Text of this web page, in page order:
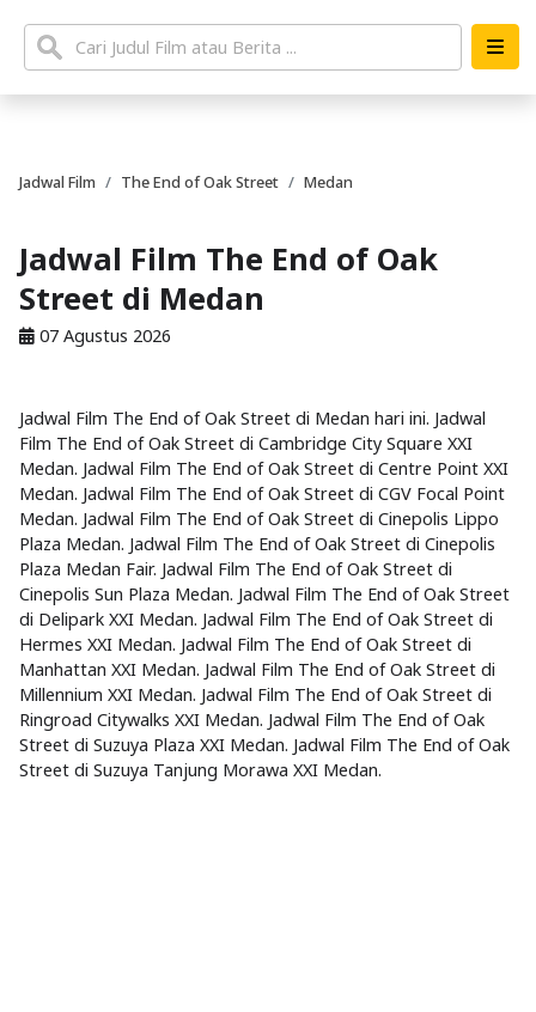
Jadwal Film The End of Oak Street Medan
Jadwal Film The End of Oak
Street di Medan
07 Agustus 2026
Jadwal Film The End of Oak Street di Medan hari ini. Jadwal
Film The End of Oak Street di Cambridge City Square XXI
Medan. Jadwal Film The End of Oak Street di Centre Point XXI
Medan. Jadwal Film The End of Oak Street di CGV Focal Point
Medan. Jadwal Film The End of Oak Street di Cinepolis Lippo
Plaza Medan. Jadwal Film The End of Oak Street di Cinepolis
Plaza Medan Fair. Jadwal Film The End of Oak Street di
Cinepolis Sun Plaza Medan. Jadwal Film The End of Oak Street
di Delipark XXI Medan. Jadwal Film The End of Oak Street di
Hermes XXI Medan. Jadwal Film The End of Oak Street di
Manhattan XXI Medan. Jadwal Film The End of Oak Street di
Millennium XXI Medan. Jadwal Film The End of Oak Street di
Ringroad Citywalks XXI Medan. Jadwal Film The End of Oak
Street di Suzuya Plaza XXI Medan. Jadwal Film The End of Oak
Street di Suzuya Tanjung Morawa XXI Medan.